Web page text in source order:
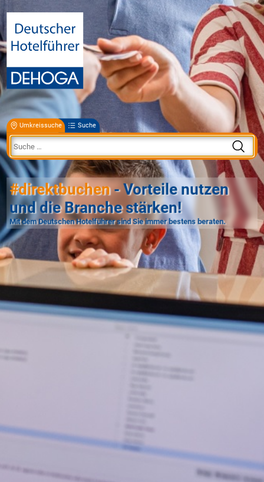
Umkreissuche Suche
#direktbuchen- Vorteile nutzen
und die Branche stärken!
Mit dem Deutschen Hotelführer sind Sie immer bestens beraten.